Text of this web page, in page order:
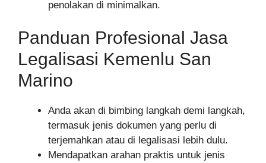
penolakan di minimalkan.
Panduan Profesional Jasa
Legalisasi Kemenlu San
Marino
Anda akan di bimbing langkah demi langkah,
termasuk jenis dokumen yang perlu di
terjemahkan atau di legalisasi lebih dulu.
Mendapatkan arahan praktis untuk jenis